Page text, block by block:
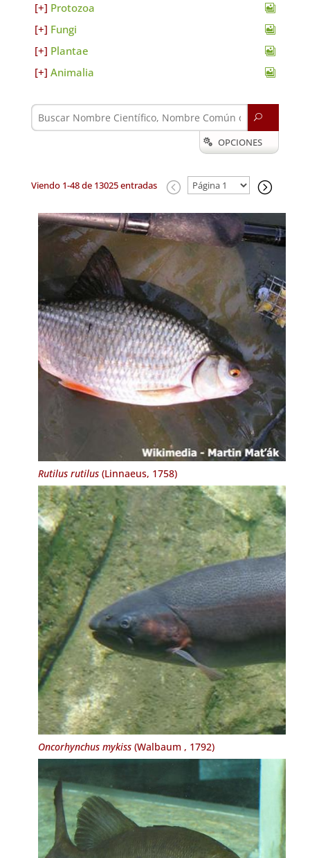
Protozoa
Fungi
Plantae
Animalia
U
 OPCIONES
Viendo 1-48 de 13025 entradas
Rutilus rutilus(Linnaeus, 1758)
Oncorhynchus mykiss(Walbaum , 1792)